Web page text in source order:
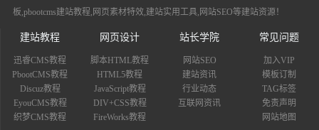
板,pbootcms建站教程,网页素材特效,建站实用工具,网站SEO等建站资源！
建站教程
迅睿CMS教程
PbootCMS教程
Discuz教程
EyouCMS教程
织梦CMS教程
网页设计
脚本HTML教程
HTML5教程
JavaScript教程
DIV+CSS教程
FireWorks教程
站长学院
网站SEO
建站资讯
行业动态
互联网资讯
常见问题
加入VIP
模板订制
TAG标签
免责声明
网站地图